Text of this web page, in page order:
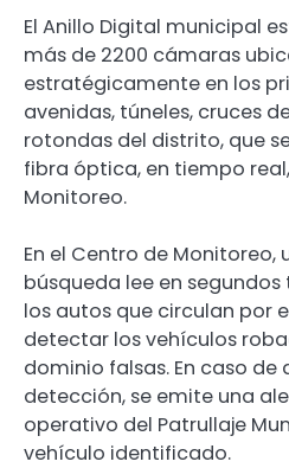
El Anillo Digital municipal
más de 2200 cámaras
estratégicamente en los
avenidas, túneles, cruces
rotondas del distrito, que
fibra óptica, en tiempo
Monitoreo.
En el Centro de Monitoreo,
búsqueda lee en
los autos que circulan por
detectar los vehículos
dominio falsas. En caso de
detección, se emite una
operativo del Patrullaje
vehículo identificado.